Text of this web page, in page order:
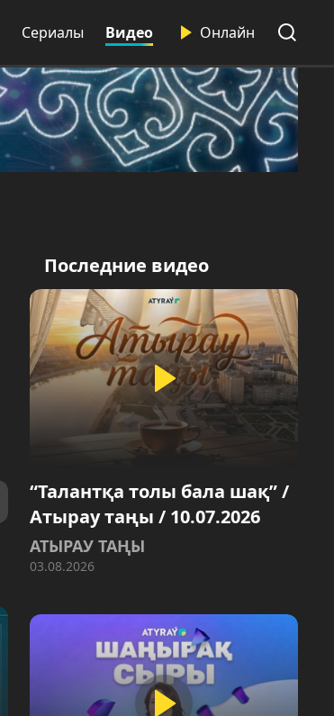
Сериалы Видео Онлайн
Последние видео
“Талантқа толы бала шақ” /
Атырау таңы / 10.07.2026
АТЫРАУ ТАҢЫ
03.08.2026